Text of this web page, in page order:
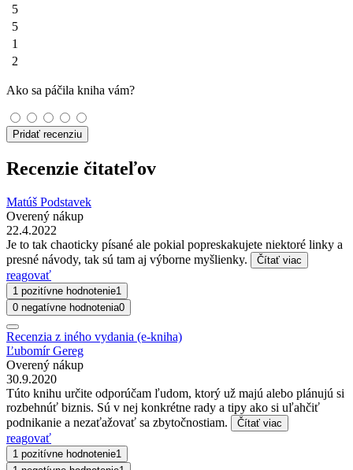
5
5
1
2
Ako sa páčila kniha vám?
Pridať recenziu
Recenzie čitateľov
Matúš Podstavek
Overený nákup
22.4.2022
Je to tak chaoticky písané ale pokial popreskakujete niektoré linky a
presné návody, tak sú tam aj výborne myšlienky.
Čítať viac
reagovať
1 pozitívne hodnotenie1
0 negatívne hodnotenia0
Recenzia z iného vydania (e-kniha)
Ľubomír Gereg
Overený nákup
30.9.2020
Túto knihu určite odporúčam ľudom, ktorý už majú alebo plánujú si
rozbehnúť biznis. Sú v nej konkrétne rady a tipy ako si uľahčiť
podnikanie a nezaťažovať sa zbytočnostiam.
Čítať viac
reagovať
1 pozitívne hodnotenie1